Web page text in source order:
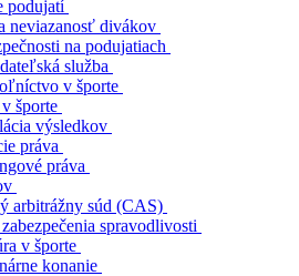
podujatí
neviazanosť divákov
na podujatiach
služba
v športe
športe
výsledkov
práva
práva
arbitrážny súd (CAS)
spravodlivosti
v športe
konanie